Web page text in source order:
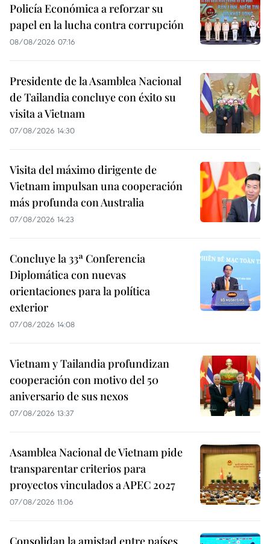
Policía Económica a reforzar su
papel en la lucha contra corrupción
08/08/2026 07:16
Presidente de la Asamblea Nacional
de Tailandia concluye con éxito su
visita a Vietnam
07/08/2026 14:30
Visita del máximo dirigente de
Vietnam impulsan una cooperación
más profunda con Australia
07/08/2026 14:23
Concluye la 33ª Conferencia
Diplomática con nuevas
orientaciones para la política
exterior
07/08/2026 14:08
Vietnam y Tailandia profundizan
cooperación con motivo del 50
aniversario de sus nexos
07/08/2026 13:37
Asamblea Nacional de Vietnam pide
transparentar criterios para
proyectos vinculados a APEC 2027
07/08/2026 11:06
Consolidan la amistad entre países